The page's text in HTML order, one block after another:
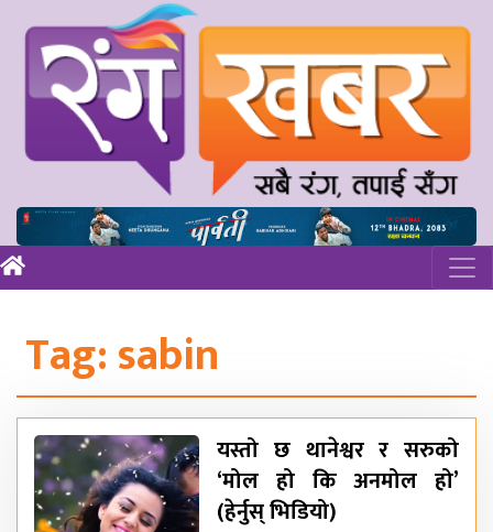
Tag:sabin
यस्तो छ थानेश्वर र सरुको
‘मोल हो कि अनमोल हो’
(हेर्नुस् भिडियो)